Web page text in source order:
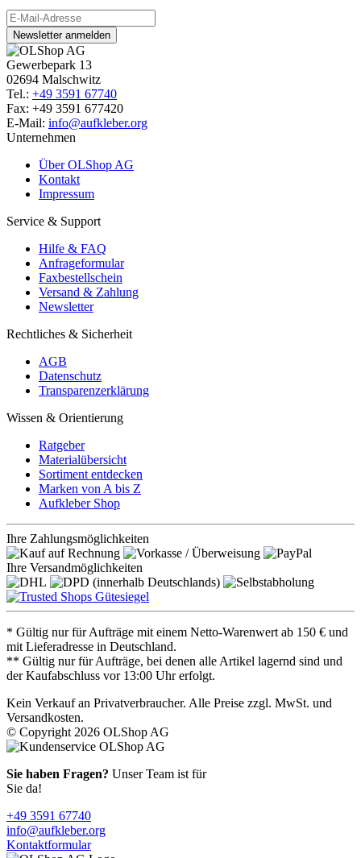
Newsletter anmelden
Gewerbepark 13
02694 Malschwitz
Tel.: +49 3591 67740
Fax: +49 3591 677420
E-Mail: info@aufkleber.org
Unternehmen
Über OLShop AG
Kontakt
Impressum
Service & Support
Hilfe & FAQ
Anfrageformular
Faxbestellschein
Versand & Zahlung
Newsletter
Rechtliches & Sicherheit
AGB
Datenschutz
Transparenzerklärung
Wissen & Orientierung
Ratgeber
Materialübersicht
Sortiment entdecken
Marken von A bis Z
Aufkleber Shop
Ihre Zahlungsmöglichkeiten
Ihre Versandmöglichkeiten
* Gültig nur für Aufträge mit einem Netto-Warenwert ab 150 € und
mit Lieferadresse in Deutschland.
** Gültig nur für Aufträge, bei denen alle Artikel lagernd sind und
der Kaufabschluss vor 13:00 Uhr erfolgt.
Kein Verkauf an Privatverbraucher. Alle Preise zzgl. MwSt. und
Versandkosten.
© Copyright 2026 OLShop AG
Sie haben Fragen? Unser Team ist für
Sie da!
+49 3591 67740
info@aufkleber.org
Kontaktformular